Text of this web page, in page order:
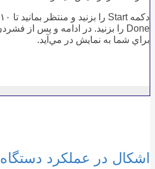
ﺑﺮاي ﺷﻤﺎ ﺑﻪ ﻧﻤﺎﻳﺶ در ﻣﻲآﻳﺪ.
اشکال در عملکرد دستگاه